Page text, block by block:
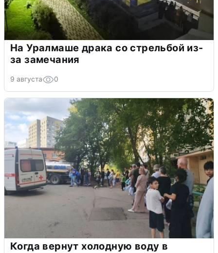
На Уралмаше драка со стрельбой из-
за замечания
9 августа 0
Когда вернут холодную воду в